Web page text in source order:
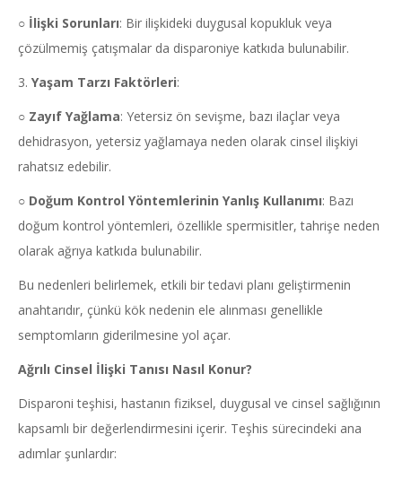
○ İlişki Sorunları: Bir ilişkideki duygusal kopukluk veya
çözülmemiş çatışmalar da disparoniye katkıda bulunabilir.
3. Yaşam Tarzı Faktörleri:
○ Zayıf Yağlama: Yetersiz ön sevişme, bazı ilaçlar veya
dehidrasyon, yetersiz yağlamaya neden olarak cinsel ilişkiyi
rahatsız edebilir.
○ Doğum Kontrol Yöntemlerinin Yanlış Kullanımı: Bazı
doğum kontrol yöntemleri, özellikle spermisitler, tahrişe neden
olarak ağrıya katkıda bulunabilir.
Bu nedenleri belirlemek, etkili bir tedavi planı geliştirmenin
anahtarıdır, çünkü kök nedenin ele alınması genellikle
semptomların giderilmesine yol açar.
Ağrılı Cinsel İlişki Tanısı Nasıl Konur?
Disparoni teşhisi, hastanın fiziksel, duygusal ve cinsel sağlığının
kapsamlı bir değerlendirmesini içerir. Teşhis sürecindeki ana
adımlar şunlardır: